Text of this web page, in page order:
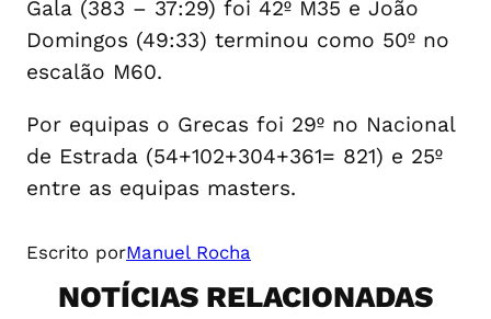
Gala (383 – 37:29) foi 42º M35 e João
Domingos (49:33) terminou como 50º no
escalão M60.
Por equipas o Grecas foi 29º no Nacional
de Estrada (54+102+304+361= 821) e 25º
entre as equipas masters.
Escrito porManuel Rocha
NOTÍCIAS RELACIONADAS